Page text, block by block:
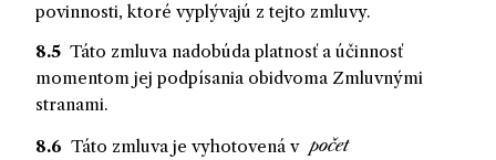
povinnosti, ktoré vyplývajú z tejto zmluvy.
8.5 Táto zmluva nadobúda platnosť a účinnosť
momentom jej podpísania obidvoma Zmluvnými
stranami.
8.6 Táto zmluva je vyhotovená v